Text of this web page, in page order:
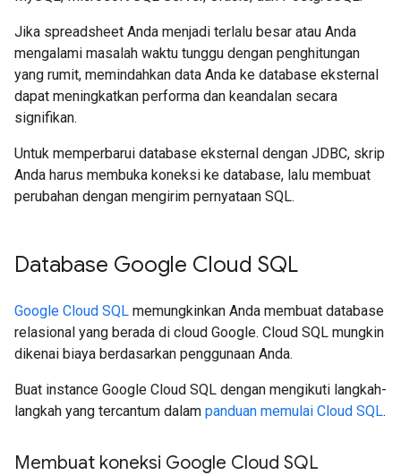
Jika spreadsheet Anda menjadi terlalu besar atau Anda
mengalami masalah waktu tunggu dengan penghitungan
yang rumit, memindahkan data Anda ke database eksternal
dapat meningkatkan performa dan keandalan secara
signifikan.
Untuk memperbarui database eksternal dengan JDBC, skrip
Anda harus membuka koneksi ke database, lalu membuat
perubahan dengan mengirim pernyataan SQL.
Database Google Cloud SQL
Google Cloud SQL memungkinkan Anda membuat database
relasional yang berada di cloud Google. Cloud SQL mungkin
dikenai biaya berdasarkan penggunaan Anda.
Buat instance Google Cloud SQL dengan mengikuti langkah-
langkah yang tercantum dalam panduan memulai Cloud SQL.
Membuat koneksi Google Cloud SQL